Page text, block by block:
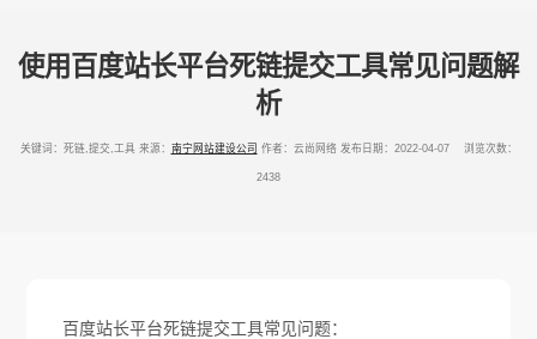
使用百度站长平台死链提交工具常见问题解
析
关键词：死链,提交,工具 来源： 南宁网站建设公司 作者：云尚网络 发布日期：2022-04-07 浏览次数：
2438
百度站长平台死链提交工具常见问题：